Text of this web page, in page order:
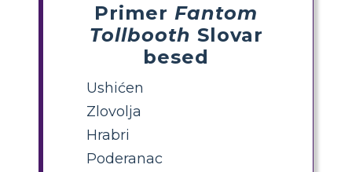
Primer Fantom
Tollbooth Slovar
besed
Ushićen
Zlovolja
Hrabri
Poderanac